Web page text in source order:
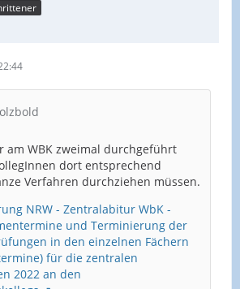
am WBK zweimal durchgeführt
dort entsprechend
Verfahren durchziehen müssen.
NRW - Zentralabitur WbK -
und Terminierung der
in den einzelnen Fächern
für die zentralen
2022 an den